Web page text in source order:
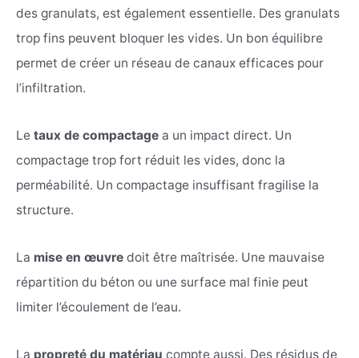
des granulats, est également essentielle. Des granulats
trop fins peuvent bloquer les vides. Un bon équilibre
permet de créer un réseau de canaux efficaces pour
l’infiltration.
Le taux de compactage a un impact direct. Un
compactage trop fort réduit les vides, donc la
perméabilité. Un compactage insuffisant fragilise la
structure.
La mise en œuvre doit être maîtrisée. Une mauvaise
répartition du béton ou une surface mal finie peut
limiter l’écoulement de l’eau.
La propreté du matériau compte aussi. Des résidus de